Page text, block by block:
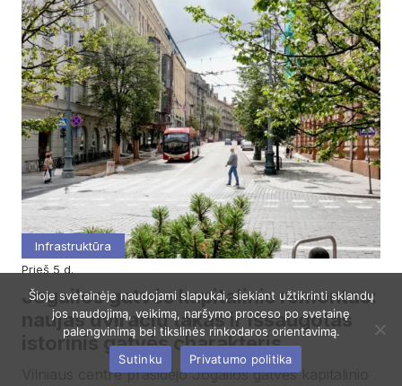
Infrastruktūra
prieš 5 d.
Jogailos gatvės kapitalinis remontas:
naujas dviračių takas ir išsaugotas
istorinis gatvės charakteris
Vilniaus centre prasidėjo Jogailos gatvės kapitalinio
Šioje svetainėje naudojami slapukai, siekiant užtikrinti sklandų
jos naudojimą, veikimą, naršymo proceso po svetainę
palengvinimą bei tikslinės rinkodaros orientavimą.
Sutinku
Privatumo politika